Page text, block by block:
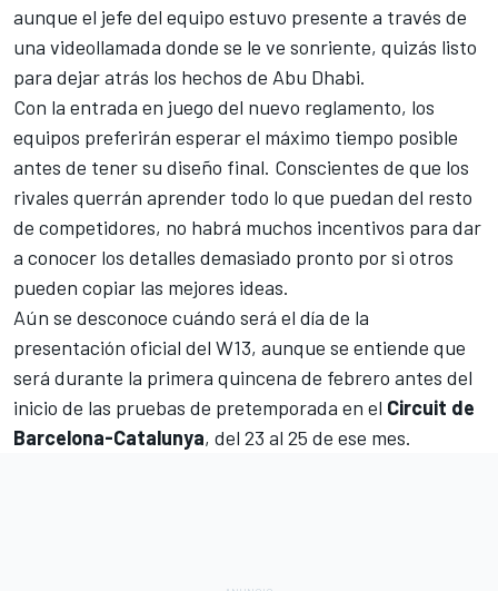
aunque el jefe del equipo estuvo presente a través de
una videollamada donde se le ve sonriente, quizás listo
para dejar atrás los hechos de Abu Dhabi.
Con la entrada en juego del nuevo reglamento, los
equipos preferirán esperar el máximo tiempo posible
antes de tener su diseño final. Conscientes de que los
rivales querrán aprender todo lo que puedan del resto
de competidores, no habrá muchos incentivos para dar
a conocer los detalles demasiado pronto por si otros
pueden copiar las mejores ideas.
Aún se desconoce cuándo será el día de la
presentación oficial del W13, aunque se entiende que
será durante la primera quincena de febrero antes del
inicio de las pruebas de pretemporada en el Circuit de
Barcelona-Catalunya, del 23 al 25 de ese mes.